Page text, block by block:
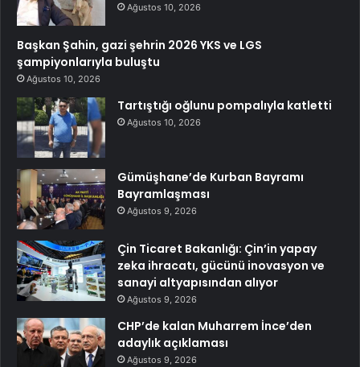
Ağustos 10, 2026
Başkan Şahin, gazi şehrin 2026 YKS ve LGS
şampiyonlarıyla buluştu
Ağustos 10, 2026
Tartıştığı oğlunu pompalıyla katletti
Ağustos 10, 2026
Gümüşhane’de Kurban Bayramı
Bayramlaşması
Ağustos 9, 2026
Çin Ticaret Bakanlığı: Çin’in yapay
zeka ihracatı, gücünü inovasyon ve
sanayi altyapısından alıyor
Ağustos 9, 2026
CHP’de kalan Muharrem İnce’den
adaylık açıklaması
Ağustos 9, 2026